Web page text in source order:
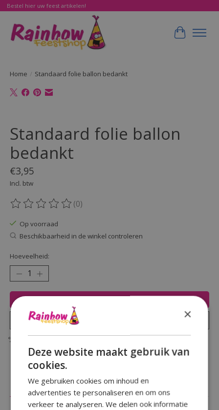
Bestel hier uw feest artikelen!
Home / Standaard folie ballon bedankt
Standaard folie ballon
bedankt
€3,95
Incl. btw
De beoordeling van dit product is
(0)
Op voorraad
Beschikbaarheid in de winkel controleren
Hoeveelheid:
Toevoegen aan winkelwagen
Reviews (0)
×
Deze website maakt gebruik van
cookies.
We gebruiken cookies om inhoud en
advertenties te personaliseren en om ons
verkeer te analyseren. We delen ook informatie